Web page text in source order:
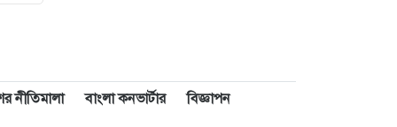
নীতিমালা বাংলা কনভার্টার
বিজ্ঞাপন